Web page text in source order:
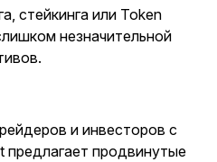
стейкинга или Token
незначительной
и инвесторов с
предлагает продвинутые